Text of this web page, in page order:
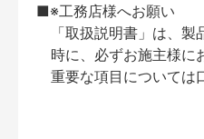
■※工務店様へお願い
「取扱説明書」は、
時に、必ずお施主様に
重要な項目については